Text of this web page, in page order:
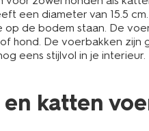
een diameter van 15.5
op de bodem staan. De
hond. De voerbakken zijn
eens stijlvol in je interieur.
katten